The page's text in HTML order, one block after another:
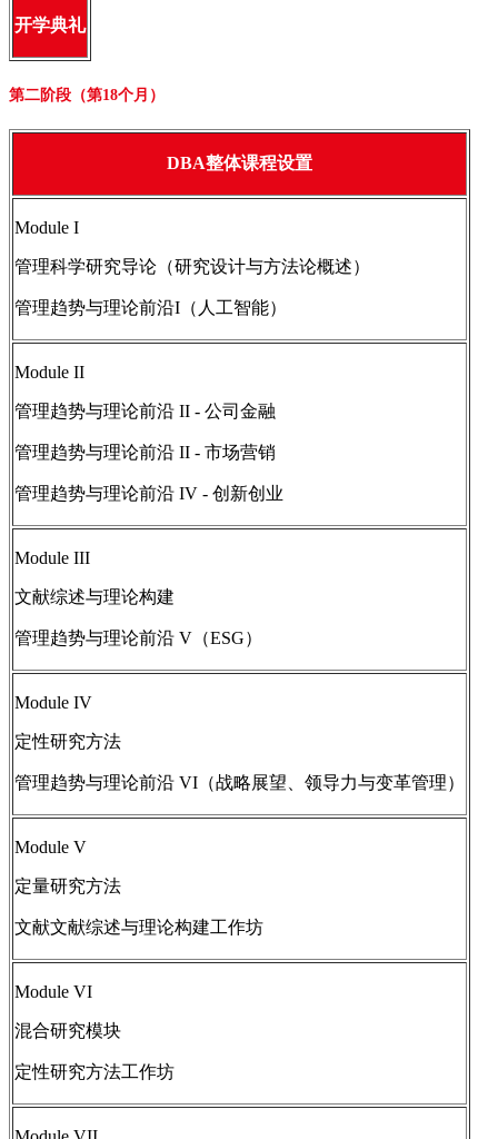
开学典礼
第二阶段（第18个月）
DBA整体课程设置
Module I
管理科学研究导论（研究设计与方法论概述）
管理趋势与理论前沿I（人工智能）
Module II
管理趋势与理论前沿 II - 公司金融
管理趋势与理论前沿 II - 市场营销
管理趋势与理论前沿 IV - 创新创业
Module III
文献综述与理论构建
管理趋势与理论前沿 V（ESG）
Module IV
定性研究方法
管理趋势与理论前沿 VI（战略展望、领导力与变革管理）
Module V
定量研究方法
文献文献综述与理论构建工作坊
Module VI
混合研究模块
定性研究方法工作坊